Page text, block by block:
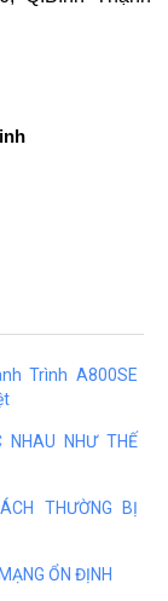
Trình A800SE
NHAU NHƯ THẾ
THƯỜNG BỊ
ỔN ĐỊNH